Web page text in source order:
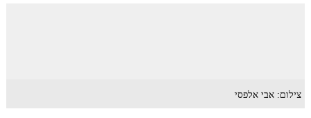
צילום: אבי אלפסי